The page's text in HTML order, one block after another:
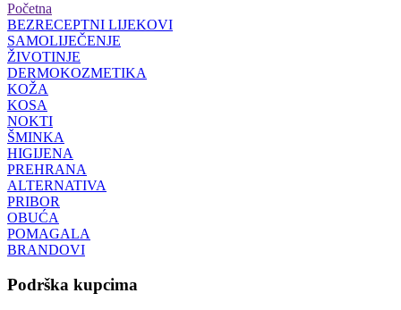
Početna
BEZRECEPTNI LIJEKOVI
SAMOLIJEČENJE
ŽIVOTINJE
DERMOKOZMETIKA
KOŽA
KOSA
NOKTI
ŠMINKA
HIGIJENA
PREHRANA
ALTERNATIVA
PRIBOR
OBUĆA
POMAGALA
BRANDOVI
Podrška kupcima